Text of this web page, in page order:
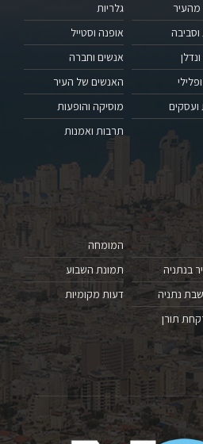
וסביבה
ועסקים
גלריות
אופנה וסטייל
אנשים וחברה
האנשים של העיר
מוסיקה והופעות
תרבות ואמנות
בנתניה
נתניה
תורן
המומחה
תמונת השבוע
דעות מקומיות